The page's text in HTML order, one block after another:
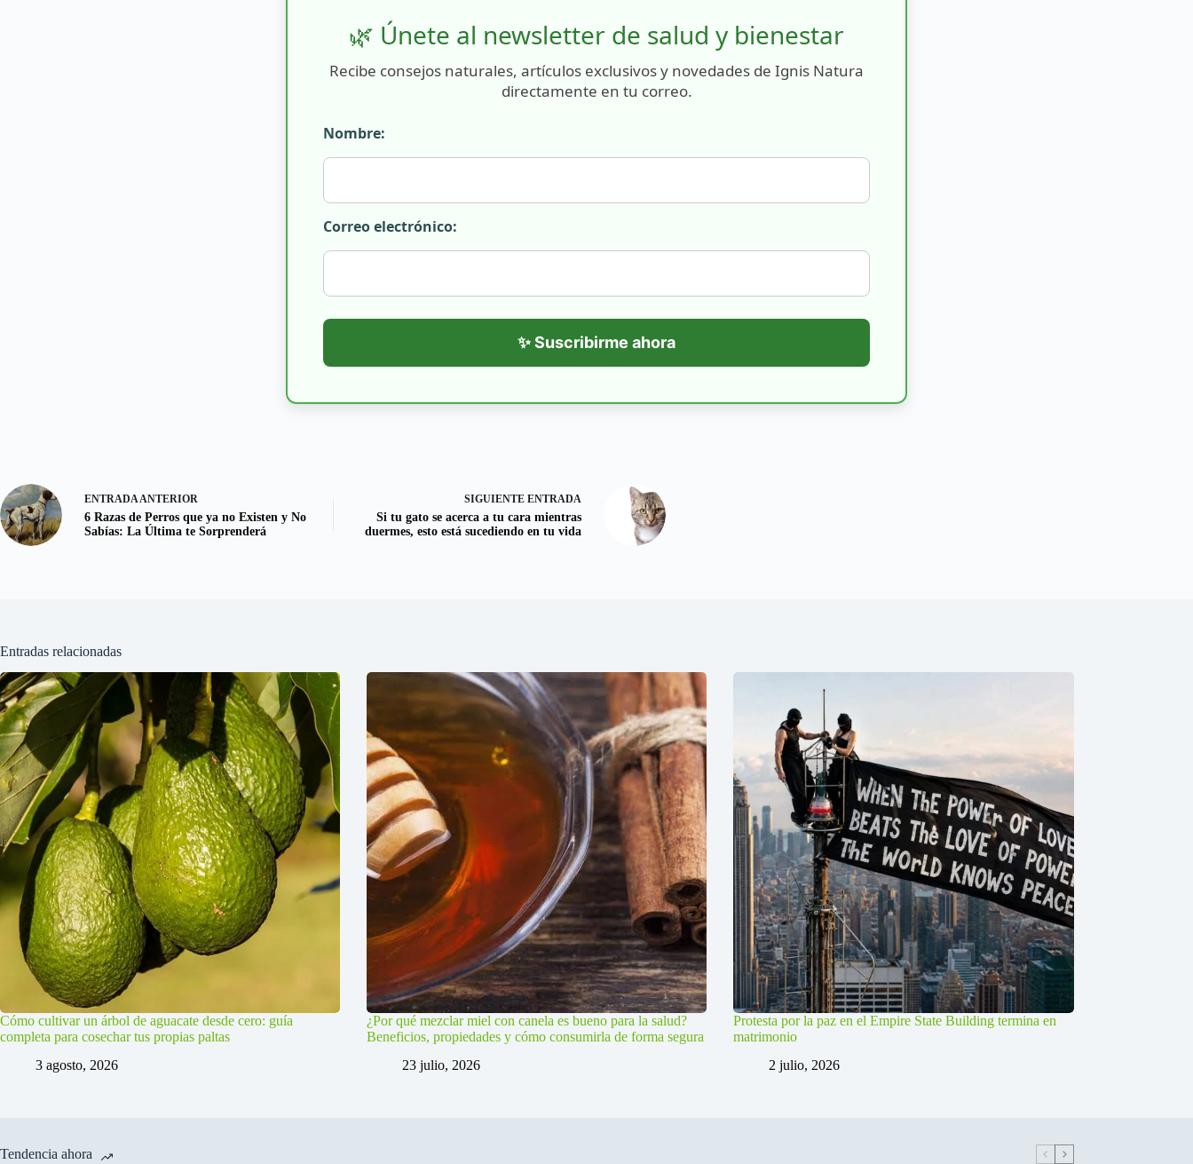
🌿 Únete al newsletter de salud y bienestar
Recibe consejos naturales, artículos exclusivos y novedades de Ignis Natura
directamente en tu correo.
Nombre:
Correo electrónico:
✨ Suscribirme ahora
ENTRADAANTERIOR
6 Razas de Perros que ya no Existen y No
Sabías: La Última te Sorprenderá
SIGUIENTE ENTRADA
Si tu gato se acerca a tu cara mientras
duermes, esto está sucediendo en tu vida
Entradas relacionadas
Cómo cultivar un árbol de aguacate desde cero: guía
completa para cosechar tus propias paltas
3 agosto, 2026
¿Por qué mezclar miel con canela es bueno para la salud?
Beneficios, propiedades y cómo consumirla de forma segura
23 julio, 2026
Protesta por la paz en el Empire State Building termina en
matrimonio
2 julio, 2026
Tendencia ahora